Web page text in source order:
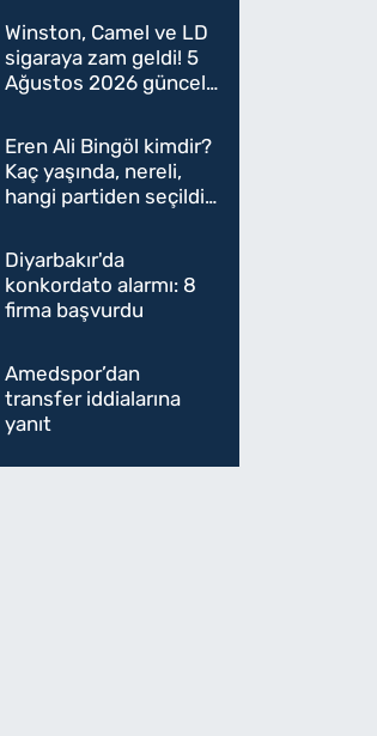
Winston, Camel ve LD
sigaraya zam geldi! 5
Ağustos 2026 güncel
oldu
Eren Ali Bingöl kimdir?
Kaç yaşında, nereli,
hangi partiden seçildi?
Parti'ye mi geçecek?
Diyarbakır'da
konkordato alarmı: 8
firma başvurdu
Amedspor’dan
transfer iddialarına
yanıt